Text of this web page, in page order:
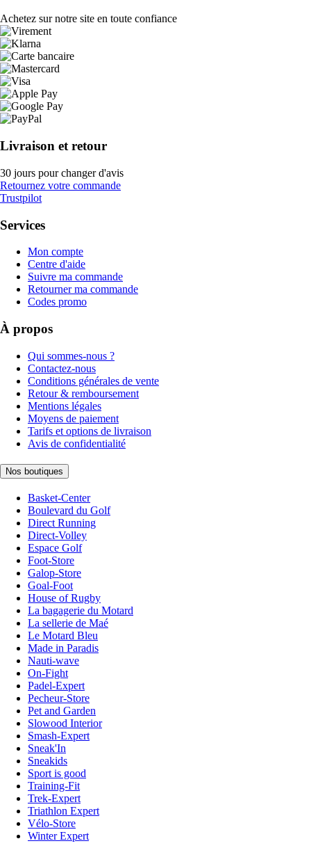
Achetez sur notre site en toute confiance
Livraison et retour
30 jours pour changer d'avis
Retournez votre commande
Trustpilot
Services
Mon compte
Centre d'aide
Suivre ma commande
Retourner ma commande
Codes promo
À propos
Qui sommes-nous ?
Contactez-nous
Conditions générales de vente
Retour & remboursement
Mentions légales
Moyens de paiement
Tarifs et options de livraison
Avis de confidentialité
Nos boutiques
Basket-Center
Boulevard du Golf
Direct Running
Direct-Volley
Espace Golf
Foot-Store
Galop-Store
Goal-Foot
House of Rugby
La bagagerie du Motard
La sellerie de Maé
Le Motard Bleu
Made in Paradis
Nauti-wave
On-Fight
Padel-Expert
Pecheur-Store
Pet and Garden
Slowood Interior
Smash-Expert
Sneak'In
Sneakids
Sport is good
Training-Fit
Trek-Expert
Triathlon Expert
Vélo-Store
Winter Expert